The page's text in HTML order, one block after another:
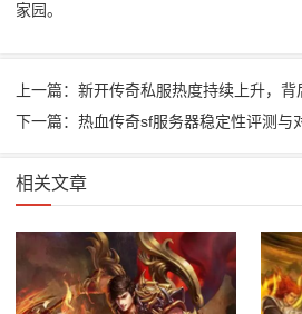
家园。
上一篇：新开传奇私服热度持续上升，背
下一篇：热血传奇sf服务器稳定性评测与
相关文章